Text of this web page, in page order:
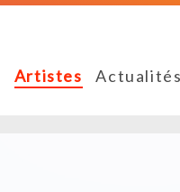
Artistes Actualités